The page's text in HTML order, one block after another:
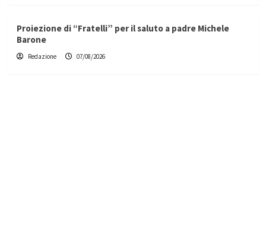
Proiezione di “Fratelli” per il saluto a padre Michele
Barone
Redazione 07/08/2026